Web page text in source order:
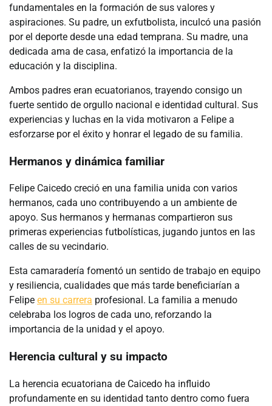
fundamentales en la formación de sus valores y
aspiraciones. Su padre, un exfutbolista, inculcó una pasión
por el deporte desde una edad temprana. Su madre, una
dedicada ama de casa, enfatizó la importancia de la
educación y la disciplina.
Ambos padres eran ecuatorianos, trayendo consigo un
fuerte sentido de orgullo nacional e identidad cultural. Sus
experiencias y luchas en la vida motivaron a Felipe a
esforzarse por el éxito y honrar el legado de su familia.
Hermanos y dinámica familiar
Felipe Caicedo creció en una familia unida con varios
hermanos, cada uno contribuyendo a un ambiente de
apoyo. Sus hermanos y hermanas compartieron sus
primeras experiencias futbolísticas, jugando juntos en las
calles de su vecindario.
Esta camaradería fomentó un sentido de trabajo en equipo
y resiliencia, cualidades que más tarde beneficiarían a
Felipe en su carrera profesional. La familia a menudo
celebraba los logros de cada uno, reforzando la
importancia de la unidad y el apoyo.
Herencia cultural y su impacto
La herencia ecuatoriana de Caicedo ha influido
profundamente en su identidad tanto dentro como fuera